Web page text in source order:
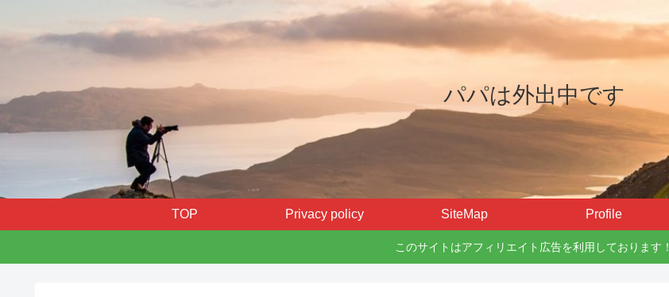
パパは外出中です
TOP Privacy policy SiteMap Profile
このサイトはアフィリエイト広告を利用しております！